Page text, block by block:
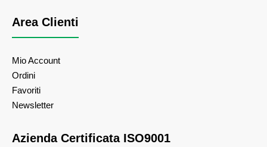
Area Clienti
Mio Account
Ordini
Favoriti
Newsletter
Azienda Certificata ISO9001